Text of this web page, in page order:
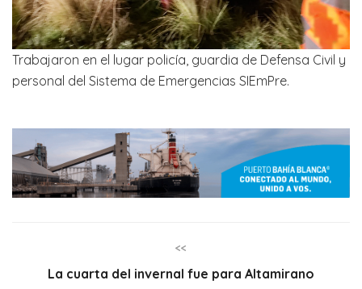
Trabajaron en el lugar policía, guardia de Defensa Civil y
personal del Sistema de Emergencias SIEmPre.
<<
La cuarta del invernal fue para Altamirano